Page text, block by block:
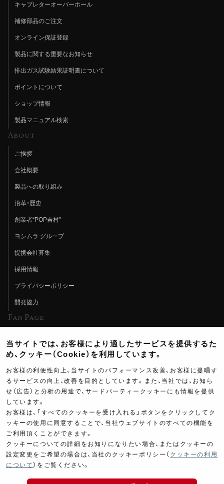
キャブレターオーバーホール
補修部品のご注文
オンライン保証登録
製品に関する重要なお知らせ
排出ガス試験結果証明書について
ポイントについて
ショップ情報
製品マニュアル検索
About
ご挨拶
会社概要
製品への取り組み
沿革・歴史
創業者“POP吉村”
ヨシムラ グループ
提携会社募集
採用情報
プライバシーポリシー
開発協力
Fan Page
ヨシムラTV
イベント情報
イベントスケジュール
ツーリングブレイクタイム
製品ポスター
当サイトでは、お客様により適したサービスを提供するた
め、クッキー（Cookie）を利用しています。
お客様の利便性向上、当サイトのパフォーマンス改善、お客様に提唱す
るサービスの向上、改善を目的としています。また、当社では、お知ら
せ（広告）と分析の用途で、サードパーティークッキーにも情報を提供
しています。
お客様は、「すべてのクッキーを受け入れる」ボタンをクリックしてク
ッキーの使用に同意することで、当社ウェブサイトのすべての機能を
ご利用頂くことができます。
クッキーについての詳細をお知りになりたい場合、またはクッキーの
設定変更をご希望の場合は、当社のクッキーポリシー（ クッキーの利用
について ）をご覧ください。